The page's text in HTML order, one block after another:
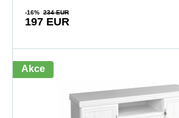
-16% 234 EUR
197 EUR
Akce